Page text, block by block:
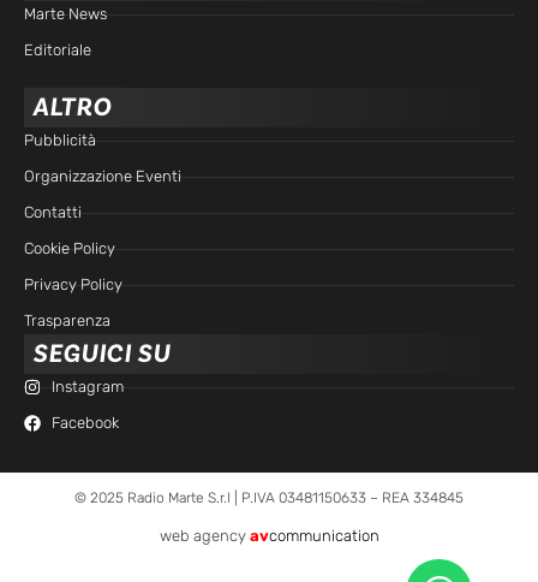
Marte News
Editoriale
ALTRO
Pubblicità
Organizzazione Eventi
Contatti
Cookie Policy
Privacy Policy
Trasparenza
SEGUICI SU
Instagram
Facebook
© 2025 Radio Marte S.r.l | P.IVA 03481150633 – REA 334845
web agency avcommunication